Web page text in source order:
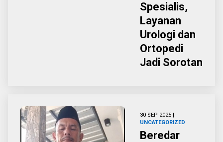
Spesialis,
Layanan
Urologi dan
Ortopedi
Jadi Sorotan
30 SEP 2025 |
UNCATEGORIZED
Beredar